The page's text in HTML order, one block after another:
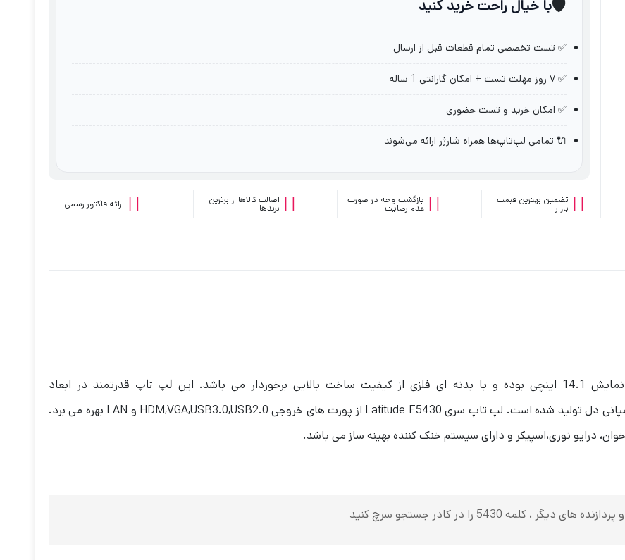
🛡️با خیال راحت خرید کنید
✅ تست تخصصی تمام قطعات قبل از ارسال
✅ ۷ روز مهلت تست + امکان گارانتی 1 ساله
✅ امکان خرید و تست حضوری
🔌 تمامی لپ‌تاپ‌ها همراه شارژر ارائه می‌شوند
تضمین بهترین قیمت
بازار
بازگشت وجه در صورت
عدم رضایت
اصالت کالاها از برترین
برندها ارائه فاکتور رسمی
لپ تاپ قدرتمند در ابعاد
33.02*238.76*350.52 ميلی ‌متر با وزن 2 کیلوگرم توسط کمپانی دل تولید شده است. لپ تاپ سری Latitude E5430 از پورت های خروجی HDM,VGA,USB3.0,USB2.0 و LAN بهره می برد.
درایو نوری،اسپیکر و دارای سیستم خنک کننده بهینه ساز می باشد.